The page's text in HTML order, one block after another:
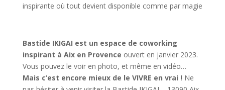
inspirante où tout devient disponible comme par magie
Bastide IKIGAI est un espace de coworking
inspirant à Aix en Provence ouvert en janvier 2023.
Vous pouvez le voir en photo, et même en vidéo…
Mais c’est encore mieux de le VIVRE en vrai ! Ne